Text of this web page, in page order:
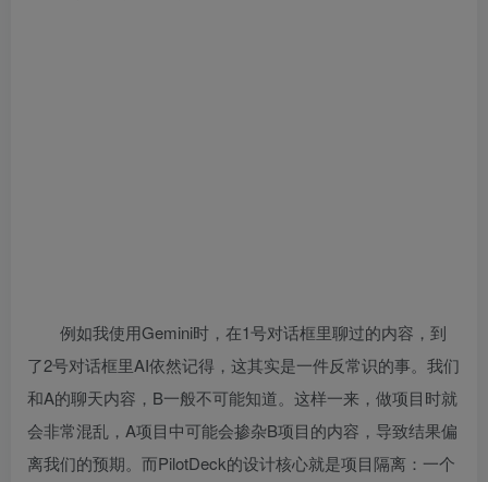
例如我使用Gemini时，在1号对话框里聊过的内容，到
了2号对话框里AI依然记得，这其实是一件反常识的事。我们
和A的聊天内容，B一般不可能知道。这样一来，做项目时就
会非常混乱，A项目中可能会掺杂B项目的内容，导致结果偏
离我们的预期。而PilotDeck的设计核心就是项目隔离：一个